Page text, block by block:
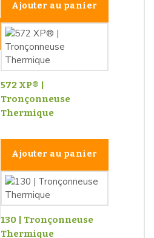
Ajouter au panier
572 XP® |
Tronçonneuse
Thermique
Ajouter au panier
130 | Tronçonneuse
Thermique